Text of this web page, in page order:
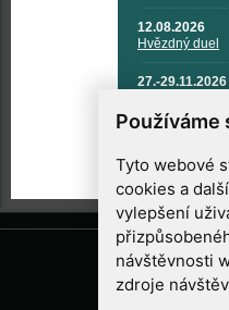
Používáme
Tyto webové
cookies a
vylepšení
návštěvnosti
zdroje
12.08.2026
Hvězdný duel
27.-29.11.2026
TECHNIKA A